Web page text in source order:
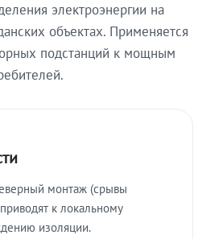
электроэнергии на
объектах. Применяется
подстанций к мощным
монтаж (срывы
к локальному
изоляции.